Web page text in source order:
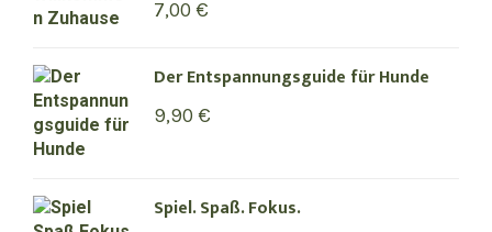
7,00 €
Der Entspannungsguide für Hunde
9,90 €
Spiel. Spaß. Fokus.